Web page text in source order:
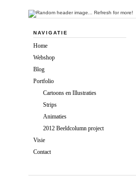
NAVIGATIE
Home
Webshop
Blog
Portfolio
Cartoons en Illustraties
Strips
Animaties
2012 Beeldcolumn project
Visie
Contact